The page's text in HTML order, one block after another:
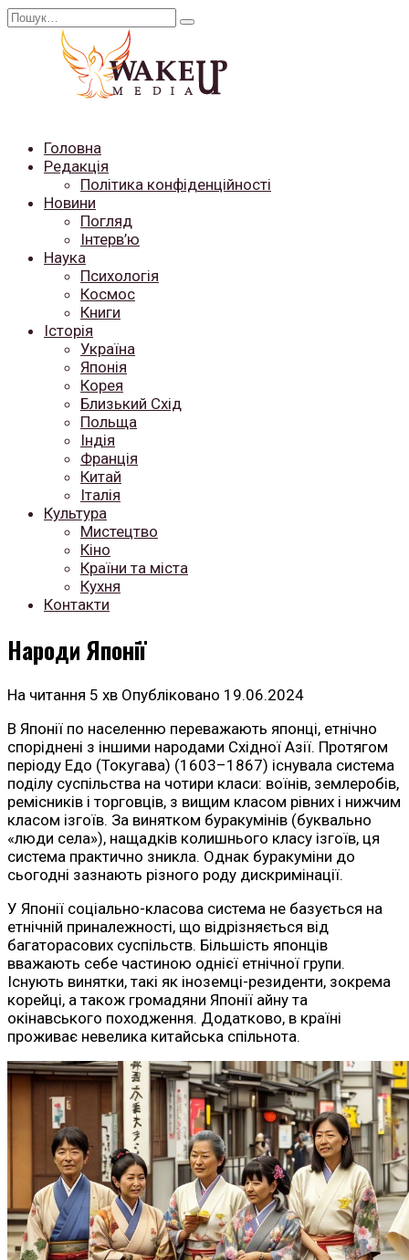
Перейти
Search
Головна
Редакція
Політика конфіденційності
Новини
Погляд
Інтерв’ю
Наука
Психологія
Космос
Книги
Історія
Україна
Японія
Корея
Близький Схід
Польща
Індія
Франція
Китай
Італія
Культура
Мистецтво
Кіно
Країни та міста
Кухня
Контакти
Народи Японії
На читання 5 хв Опубліковано 19.06.2024
В Японії по населенню переважають японці, етнічно
споріднені з іншими народами Східної Азії. Протягом
періоду Едо (Токугава) (1603–1867) існувала система
поділу суспільства на чотири класи: воїнів, землеробів,
ремісників і торговців, з вищим класом рівних і нижчим
класом ізгоїв. За винятком буракумінів (буквально
«люди села»), нащадків колишнього класу ізгоїв, ця
система практично зникла. Однак буракуміни до
сьогодні зазнають різного роду дискримінації.
У Японії соціально-класова система не базується на
етнічній приналежності, що відрізняється від
багаторасових суспільств. Більшість японців
вважають себе частиною однієї етнічної групи.
Існують винятки, такі як іноземці-резиденти, зокрема
корейці, а також громадяни Японії айну та
окінавського походження. Додатково, в країні
проживає невелика китайська спільнота.